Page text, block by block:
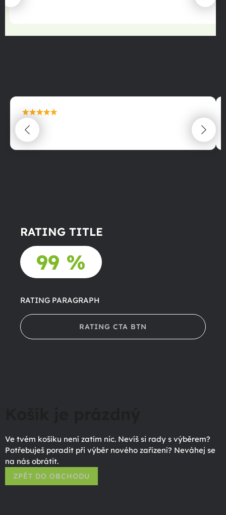
22.06.2025
maximální spokojenost
22.06.2025
RATING TITLE
99 %
RATING PARAGRAPH
RATING CTA BTN
Ve tvém košíku není zatím nic. Nevíš si rady s výběrem?
Potřebuješ poradit při výběr nového zařízení? Neváhej se
na nás obrátit.
ZPĚT DO OBCHODU